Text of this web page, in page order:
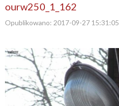
ourw250_1_162
Opublikowano: 2017-09-27 15:31:05